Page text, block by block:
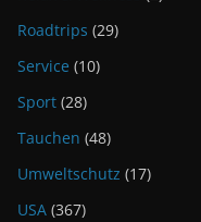
Roadtrips (29)
Service (10)
Sport (28)
Tauchen (48)
Umweltschutz (17)
USA (367)